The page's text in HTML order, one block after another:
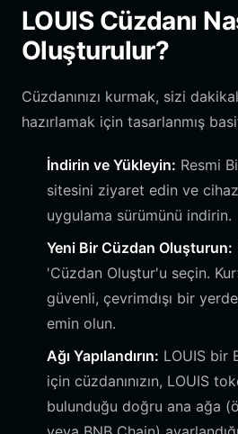
LOUIS Cüzdanı
Oluşturulur?
Cüzdanınızı kurmak, sizi
hazırlamak için tasarlanmış
İndirin ve Yükleyin: Resmi
sitesini ziyaret edin ve
uygulama sürümünü indirin.
Yeni Bir Cüzdan Oluşturun:
'Cüzdan Oluştur'u seçin.
güvenli, çevrimdışı bir
emin olun.
Ağı Yapılandırın: LOUIS bir
için cüzdanınızın, LOUIS
bulunduğu doğru ana ağa